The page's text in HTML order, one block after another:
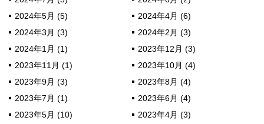
2024年5月 (5)
2024年4月 (6)
2024年3月 (3)
2024年2月 (3)
2024年1月 (1)
2023年12月 (3)
2023年11月 (1)
2023年10月 (4)
2023年9月 (3)
2023年8月 (4)
2023年7月 (1)
2023年6月 (4)
2023年5月 (10)
2023年4月 (3)